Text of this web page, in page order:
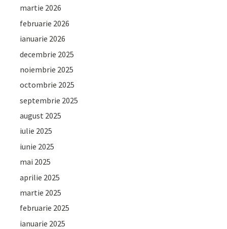
martie 2026
februarie 2026
ianuarie 2026
decembrie 2025
noiembrie 2025
octombrie 2025
septembrie 2025
august 2025
iulie 2025
iunie 2025
mai 2025
aprilie 2025
martie 2025
februarie 2025
ianuarie 2025